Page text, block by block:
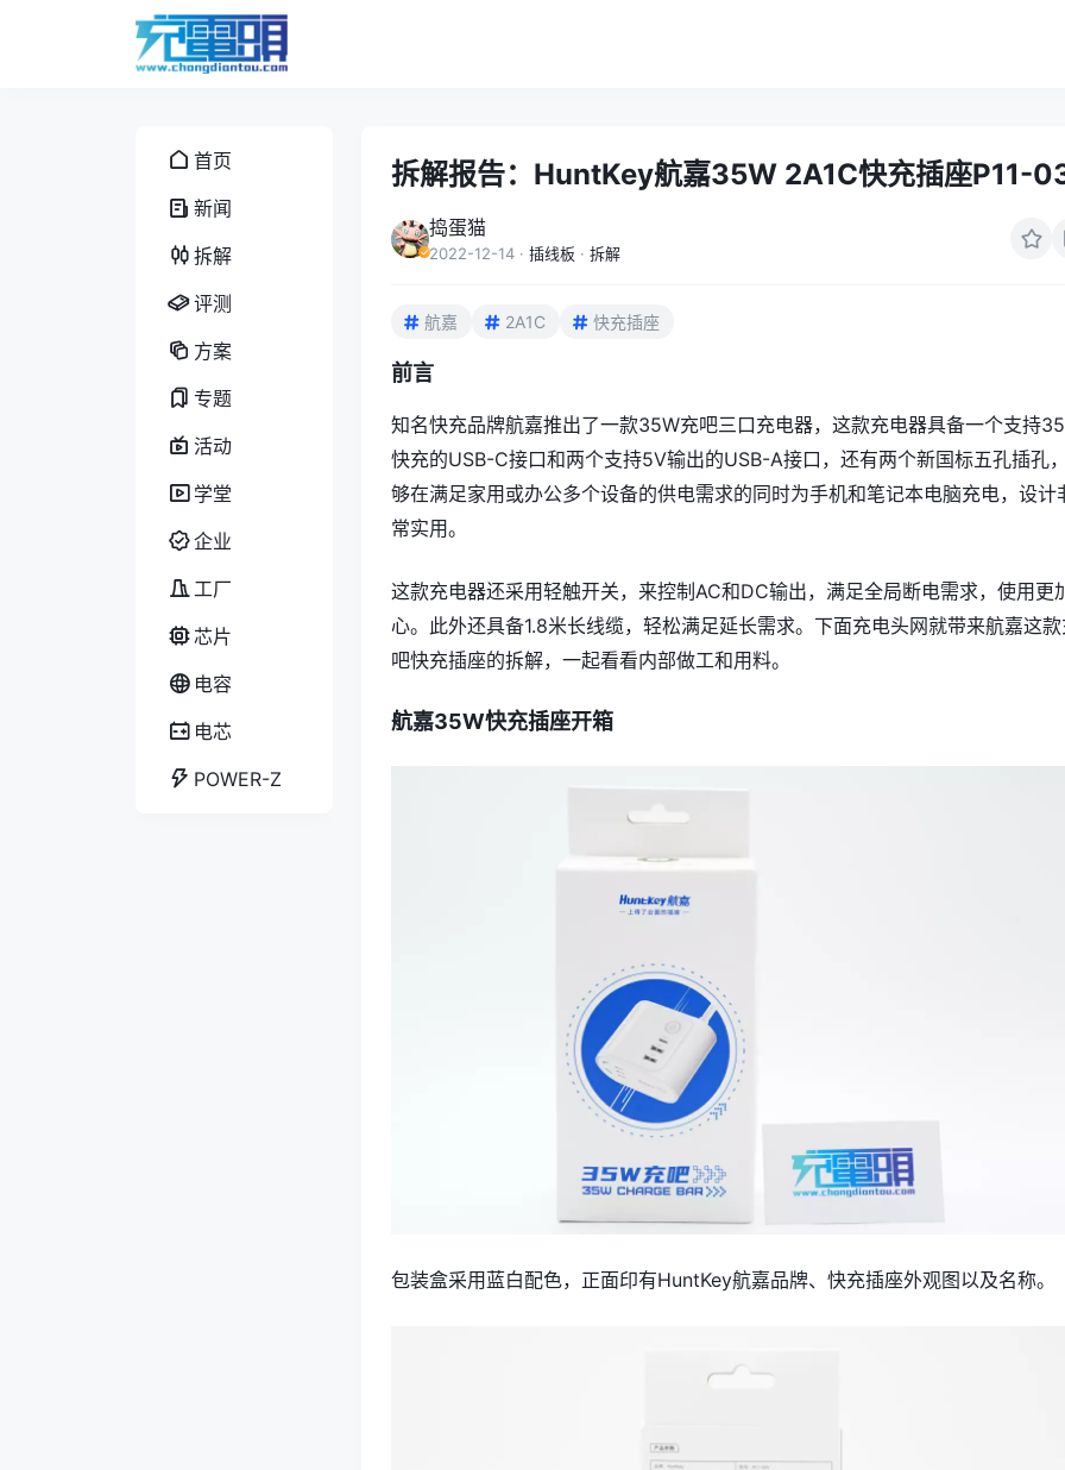
首页
新闻
拆解
评测
方案
专题
活动
学堂
企业
工厂
芯片
电容
电芯
POWER-Z
拆解报告：HuntKey航嘉35W 2A1C快充插座P11-
捣蛋猫
2022-12-14 · 插线板 · 拆解
航嘉 2A1C 快充插座
前言
知名快充品牌航嘉推出了一款35W充吧三口充电器，这款充电器具备一个支持
快充的USB-C接口和两个支持5V输出的USB-A接口，还有两个新国标五孔插孔
够在满足家用或办公多个设备的供电需求的同时为手机和笔记本电脑充电，设计
常实用。
这款充电器还采用轻触开关，来控制AC和DC输出，满足全局断电需求，使用更
心。此外还具备1.8米长线缆，轻松满足延长需求。下面充电头网就带来航嘉这
吧快充插座的拆解，一起看看内部做工和用料。
航嘉35W快充插座开箱
包装盒采用蓝白配色，正面印有HuntKey航嘉品牌、快充插座外观图以及名称。